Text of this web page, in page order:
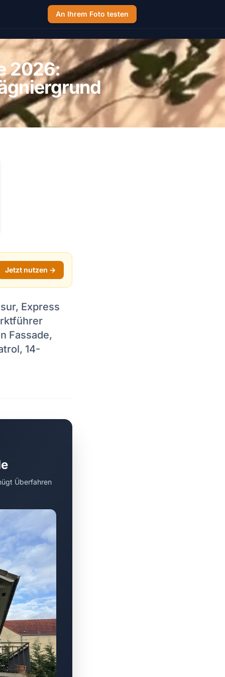
An Ihrem Foto testen
2026:
Jetzt nutzen →
Express
Fassade,
14-
Überfahren